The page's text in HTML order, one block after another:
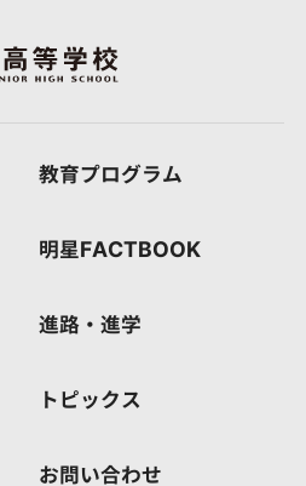
教育プログラム
明星FACTBOOK
進路・進学
トピックス
お問い合わせ